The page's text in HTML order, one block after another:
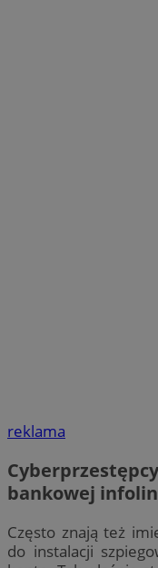
reklama
bankowej
Często znają też
do instalacji